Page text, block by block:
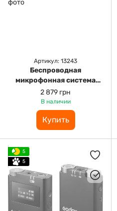
Артикул: 13243
Беспроводная
микрофонная система
Godox Virso M1 (на 1
персону) (3.5 мм)
2 879 грн
В наличии
Купить
5
5